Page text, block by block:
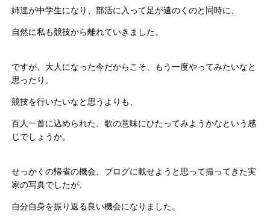
姉達が中学生になり、部活に入って足が遠のくのと同時に、
自然に私も競技から離れていきました。
ですが、大人になった今だからこそ、もう一度やってみたいなと
思ったり。
競技を行いたいなと思うよりも、
百人一首に込められた、歌の意味にひたってみようかなという感
じでしょうか。
せっかくの帰省の機会、ブログに載せようと思って撮ってきた実
家の写真でしたが、
自分自身を振り返る良い機会になりました。